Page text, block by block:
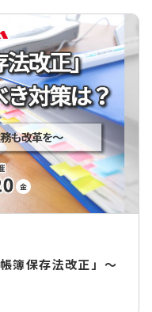
簿保存法改正」～